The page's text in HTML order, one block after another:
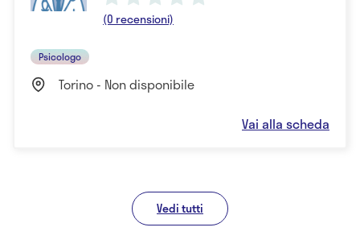
(0 recensioni)
Psicologo
Torino - Non disponibile
Vai alla scheda
Vedi tutti